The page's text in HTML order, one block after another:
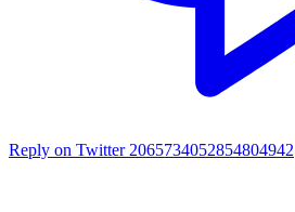
Reply on Twitter 2065734052854804942